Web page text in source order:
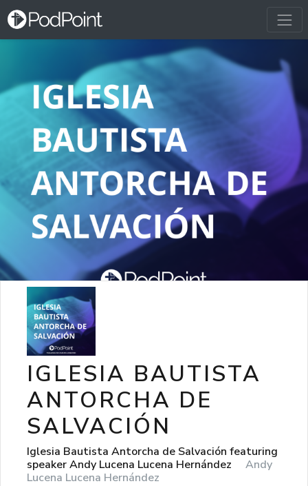
IGLESIA BAUTISTA
ANTORCHA DE
SALVACIÓN
Iglesia Bautista Antorcha de Salvación featuring
speaker Andy Lucena Lucena Hernández
Andy
Lucena Lucena Hernández